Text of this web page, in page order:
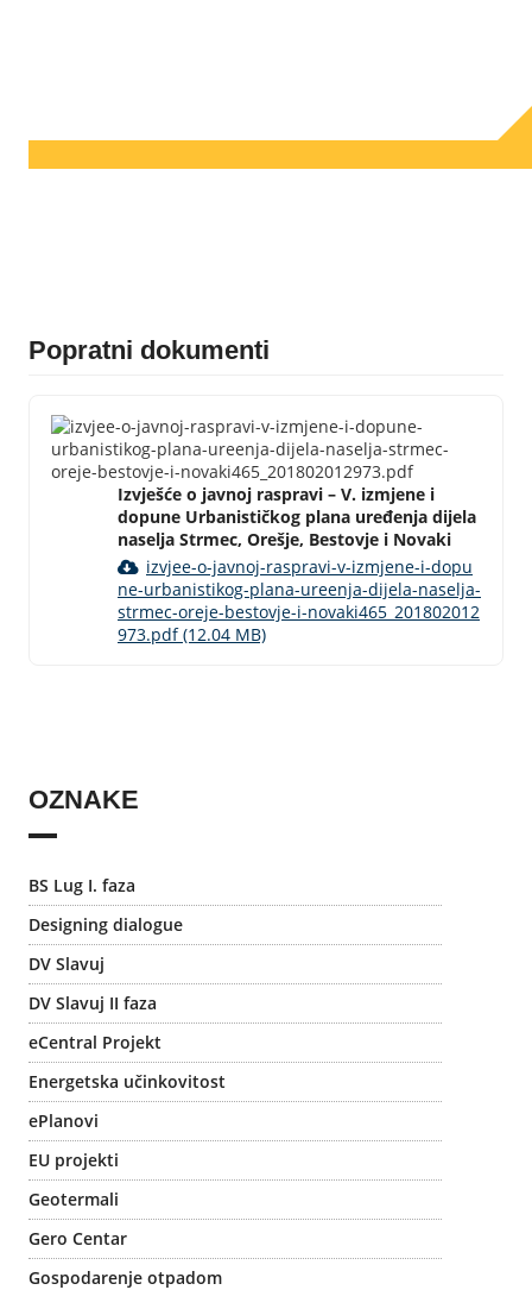
Popratni dokumenti
Izvješće o javnoj raspravi – V. izmjene i
dopune Urbanističkog plana uređenja dijela
naselja Strmec, Orešje, Bestovje i Novaki
izvjee-o-javnoj-raspravi-v-izmjene-i-dopu
ne-urbanistikog-plana-ureenja-dijela-naselja-
strmec-oreje-bestovje-i-novaki465_201802012
973.pdf (12.04 MB)
OZNAKE
BS Lug I. faza
Designing dialogue
DV Slavuj
DV Slavuj II faza
eCentral Projekt
Energetska učinkovitost
ePlanovi
EU projekti
Geotermali
Gero Centar
Gospodarenje otpadom